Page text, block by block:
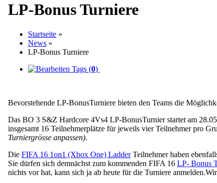
LP-Bonus Turniere
Startseite »
News »
LP-Bonus Turniere
Tags (0)
Bevorstehende LP-BonusTurniere bieten den Teams die
Das BO 3 S&Z Hardcore 4Vs4 LP-BonusTurnier startet am
insgesamt 16 Teilnehmerplätze für jeweils vier Teilnehmer pro
Turniergrösse anpassen).
Die FIFA 16 1on1 (Xbox One) LadderTeilnehmer haben
Sie dürfen sich demnächst zum kommenden FIFA 16 LP- Bonus
nichts vor hat, kann sich ja ab heute für die Turniere anmelden.